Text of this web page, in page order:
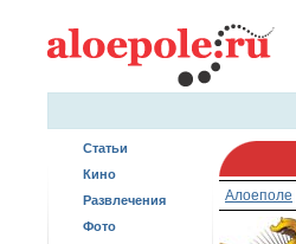
Статьи
Кино
Развлечения
Фото
Алоеполе